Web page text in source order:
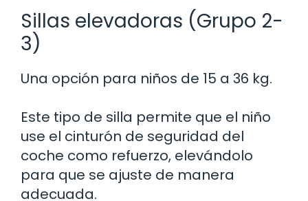
Sillas elevadoras (Grupo 2-
3)
Una opción para niños de 15 a 36 kg.
Este tipo de silla permite que el niño
use el cinturón de seguridad del
coche como refuerzo, elevándolo
para que se ajuste de manera
adecuada.